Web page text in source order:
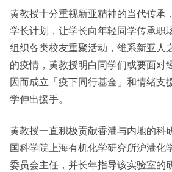
黄教授十分重视新亚精神的当代传承
学长计划，让学长向年轻同学传承职
组织各类校友重聚活动，维系新亚人
的疫情，黄教授明白同学们或要面对
因而成立「疫下同行基金」和情绪支
学伸出援手。
黄教授一直积极贡献香港与内地的科
国科学院上海有机化学研究所沪港化
委员会主任，并长年指导该实验室的